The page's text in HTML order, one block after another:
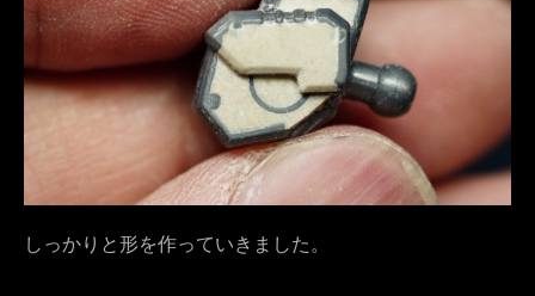
しっかりと形を作っていきました。